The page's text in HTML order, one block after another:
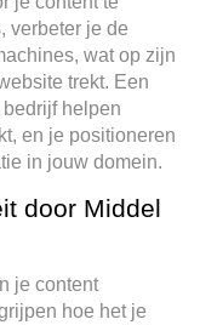
verbeter je de
wat op zijn
trekt. Een
helpen
en je positioneren
in jouw domein.
door Middel
je content
hoe het je